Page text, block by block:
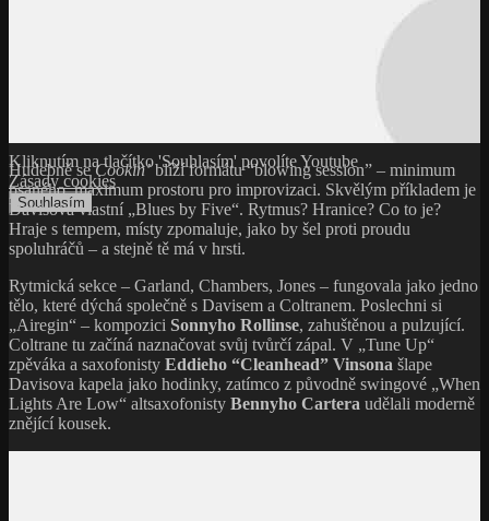
Kliknutím na tlačítko 'Souhlasím' povolíte Youtube
Zásady cookies
Souhlasím
Hudebně seCookin’blíží formátu “blowing session” – minimum
psaného, maximum prostoru pro improvizaci. Skvělým příkladem je
Davisova vlastní „Blues by Five“. Rytmus? Hranice? Co to je?
Hraje s tempem, místy zpomaluje, jako by šel proti proudu
spoluhráčů – a stejně tě má v hrsti.
Rytmická sekce – Garland, Chambers, Jones – fungovala jako jedno
tělo, které dýchá společně s Davisem a Coltranem. Poslechni si
„Airegin“ – kompozici Sonnyho Rollinse, zahuštěnou a pulzující.
Coltrane tu začíná naznačovat svůj tvůrčí zápal. V „Tune Up“
zpěváka a saxofonisty Eddieho “Cleanhead” Vinsona šlape
Davisova kapela jako hodinky, zatímco z původně swingové „When
Lights Are Low“ altsaxofonisty Bennyho Cartera udělali moderně
znějící kousek.